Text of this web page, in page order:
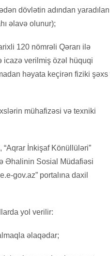
dövlətin adından yaradılan
əlavə olunur);
120 nömrəli Qərarı ilə
icazə verilmiş özəl hüquqi
həyata keçirən fiziki şəxs
mühafizəsi və texniki
İnkişaf Könüllüləri”
Əhalinin Sosial Müdafiəsi
gov.az” portalına daxil
yol verilir:
əlaqədar;